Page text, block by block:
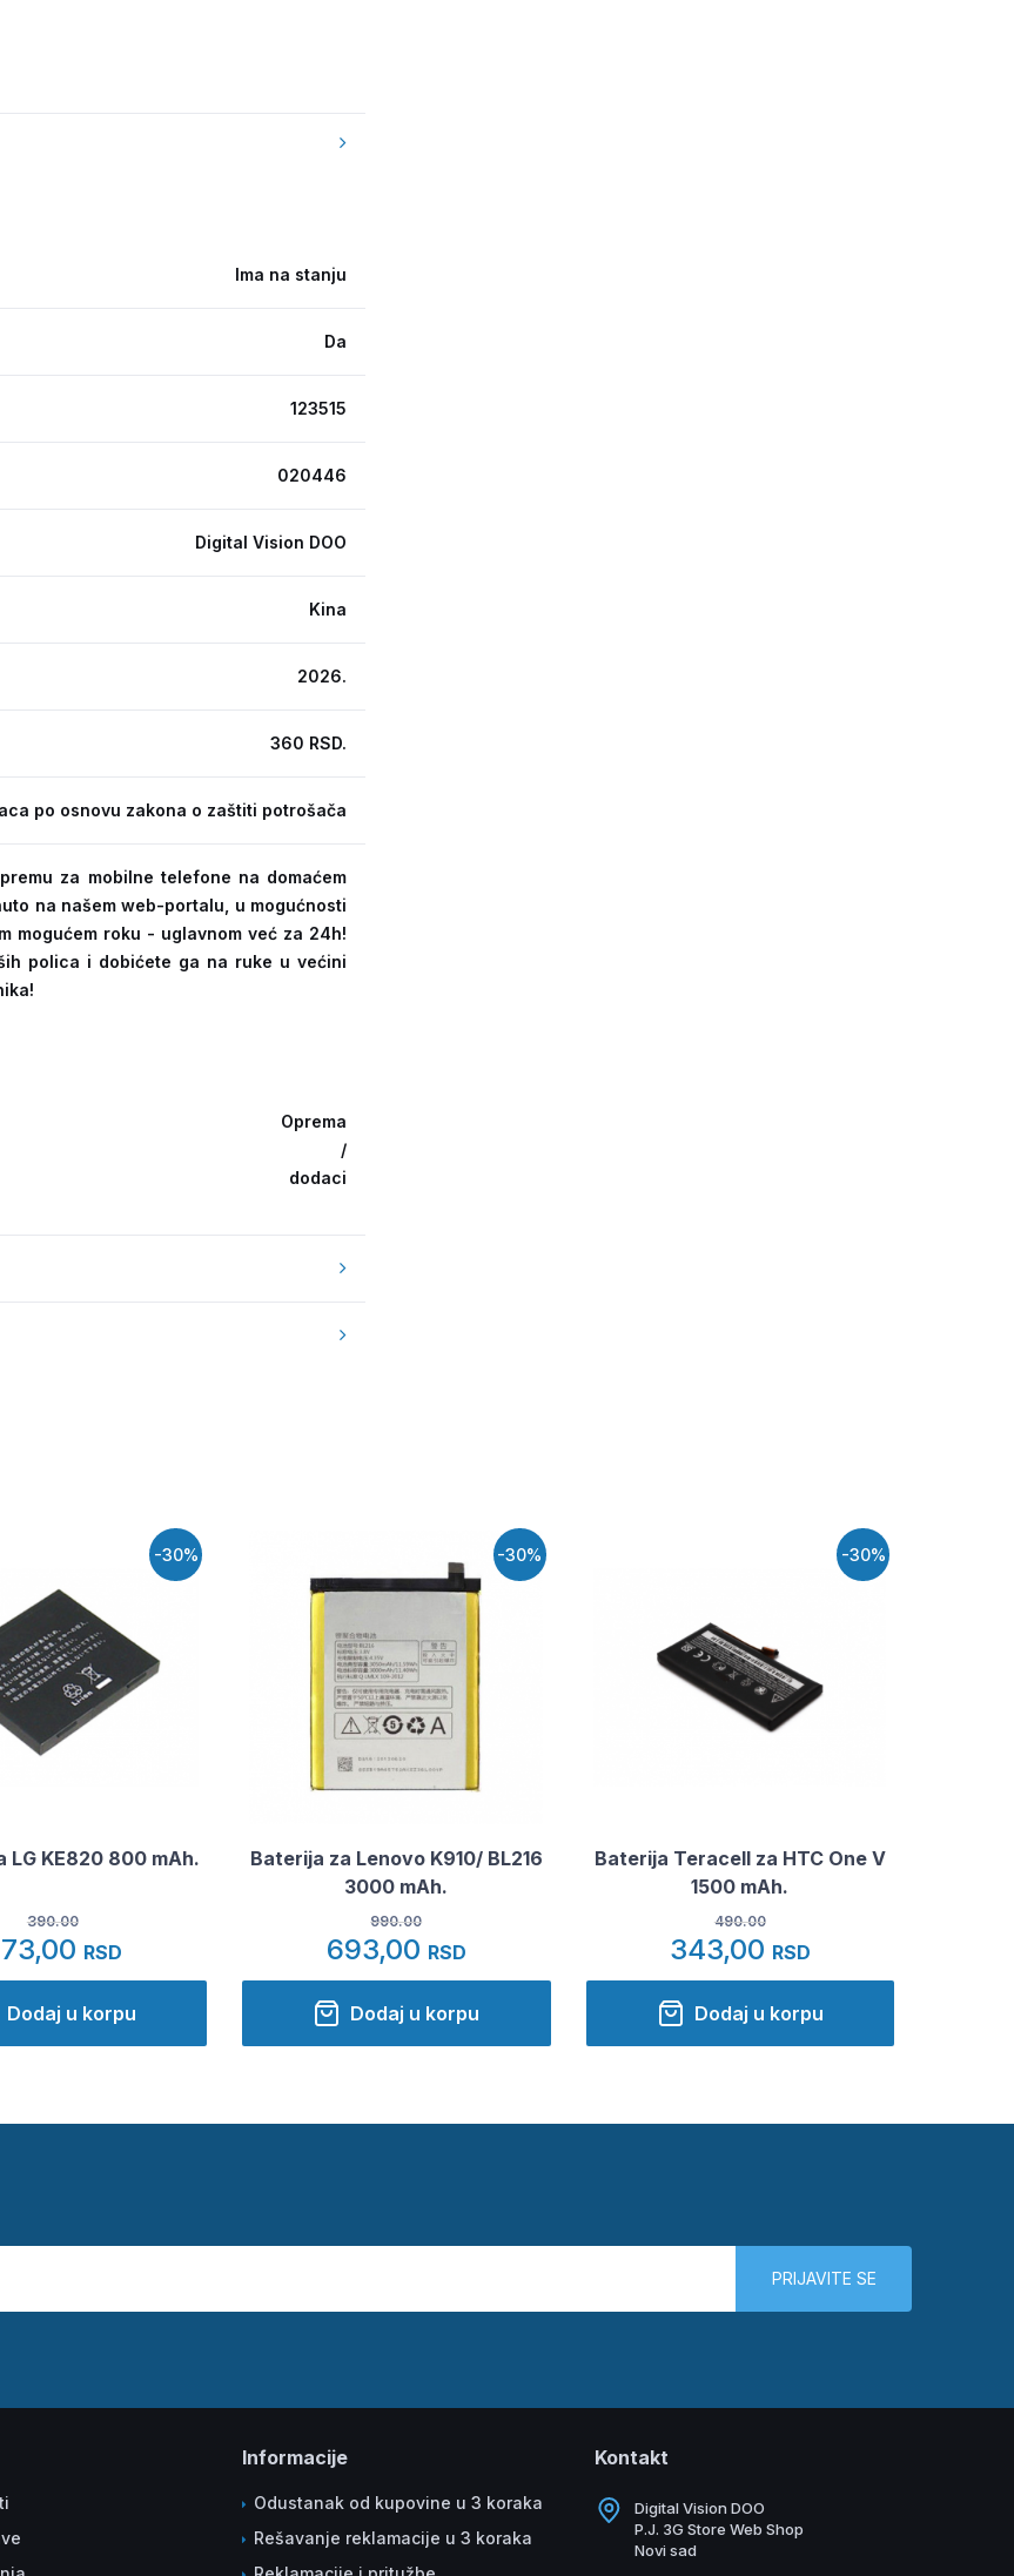
Ima na stanju
Da
123515
020446
Digital Vision DOO
Kina
2026.
360 RSD.
po osnovu zakona o zaštiti potrošača
za mobilne telefone na domaćem
na našem web-portalu, u mogućnosti
mogućem roku - uglavnom već za 24h!
polica i dobićete ga na ruke u većini
Oprema
/
dodaci
-30%
LG KE820 800 mAh.
390.00
RSD
Dodaj u korpu
-30%
Baterija za Lenovo K910/ BL216
3000 mAh.
990.00
693,00 RSD
Dodaj u korpu
-30%
Baterija Teracell za HTC One V
1500 mAh.
490.00
343,00 RSD
Dodaj u korpu
PRIJAVITE SE
Informacije
Odustanak od kupovine u 3 koraka
Rešavanje reklamacije u 3 koraka
Kontakt
Digital Vision DOO
P.J. 3G Store Web Shop
Novi sad